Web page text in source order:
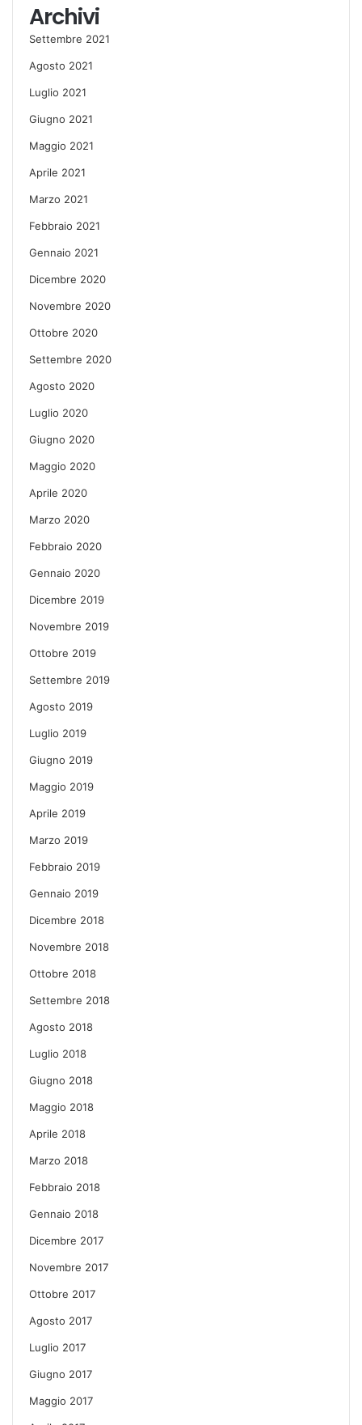
Archivi
Settembre 2021
Agosto 2021
Luglio 2021
Giugno 2021
Maggio 2021
Aprile 2021
Marzo 2021
Febbraio 2021
Gennaio 2021
Dicembre 2020
Novembre 2020
Ottobre 2020
Settembre 2020
Agosto 2020
Luglio 2020
Giugno 2020
Maggio 2020
Aprile 2020
Marzo 2020
Febbraio 2020
Gennaio 2020
Dicembre 2019
Novembre 2019
Ottobre 2019
Settembre 2019
Agosto 2019
Luglio 2019
Giugno 2019
Maggio 2019
Aprile 2019
Marzo 2019
Febbraio 2019
Gennaio 2019
Dicembre 2018
Novembre 2018
Ottobre 2018
Settembre 2018
Agosto 2018
Luglio 2018
Giugno 2018
Maggio 2018
Aprile 2018
Marzo 2018
Febbraio 2018
Gennaio 2018
Dicembre 2017
Novembre 2017
Ottobre 2017
Agosto 2017
Luglio 2017
Giugno 2017
Maggio 2017